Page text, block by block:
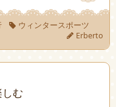
ウィンタースポーツ
Erberto
む